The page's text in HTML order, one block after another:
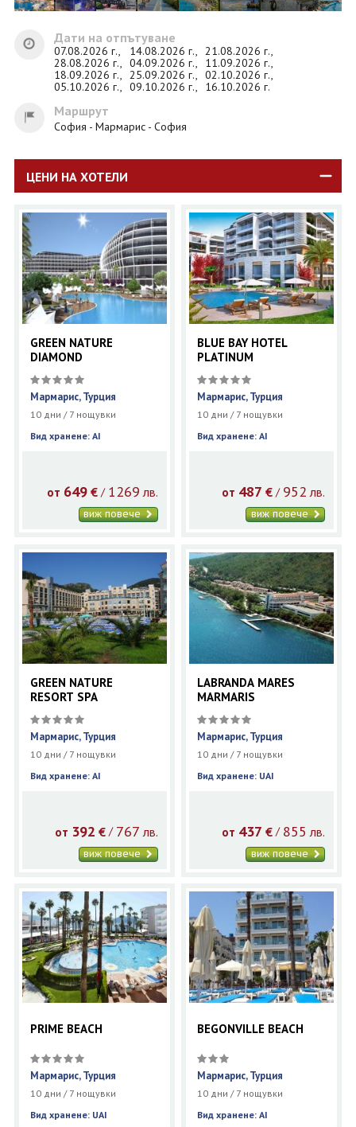
Дати на отпътуване
07.08.2026 г., 14.08.2026 г., 21.08.2026 г.,
28.08.2026 г., 04.09.2026 г.,
11.09.2026 г.,
18.09.2026 г., 25.09.2026 г., 02.10.2026 г.,
05.10.2026 г., 09.10.2026 г., 16.10.2026 г.
Маршрут
София - Мармарис - София
ЦЕНИ НА ХОТЕЛИ
GREEN NATURE
DIAMOND
Мармарис, Турция
10 дни / 7 нощувки
Вид хранене: AI
от 649 €/ 1269 лв.
виж повече
BLUE BAY HOTEL
PLATINUM
Мармарис, Турция
10 дни / 7 нощувки
Вид хранене: AI
от 487 € / 952 лв.
виж повече
GREEN NATURE
RESORT SPA
Мармарис, Турция
10 дни / 7 нощувки
Вид хранене: AI
от 392 €/ 767 лв.
виж повече
LABRANDA MARES
MARMARIS
Мармарис, Турция
10 дни / 7 нощувки
Вид хранене: UAI
от 437 € / 855 лв.
виж повече
PRIME BEACH
Мармарис, Турция
10 дни / 7 нощувки
Вид хранене: UAI
BEGONVILLE BEACH
Мармарис, Турция
10 дни / 7 нощувки
Вид хранене: AI